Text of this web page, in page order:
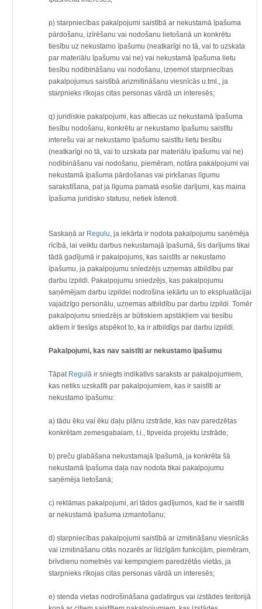
p) starpniecības pakalpojumi saistībā ar nekustamā īpašuma
pārdošanu, izīrēšanu vai nodošanu lietošanā un konkrētu
tiesību uz nekustamo īpašumu (neatkarīgi no tā, vai to uzskata
par materiālu īpašumu vai ne) vai nekustamā īpašuma lietu
tiesību nodibināšanu vai nodošanu, izņemot starpniecības
pakalpojumus saistībā arizmitināšanu viesnīcās u.tml., ja
starpnieks rīkojas citas personas vārdā un interesēs;
q) juridiskie pakalpojumi, kas attiecas uz nekustamā īpašuma
tiesību nodošanu, konkrētu ar nekustamo īpašumu saistītu
interešu vai ar nekustamo īpašumu saistītu lietu tiesību
(neatkarīgi no tā, vai to uzskata par materiālu īpašumu vai ne)
nodibināšanu vai nodošanu, piemēram, notāra pakalpojumi vai
nekustamā īpašuma pārdošanas vai pirkšanas līgumu
sarakstīšana, pat ja līguma pamatā esošie darījumi, kas maina
īpašuma juridisko statusu, netiek īstenoti.
Saskaņā ar Regulu , ja iekārta ir nodota pakalpojumu saņēmēja
rīcībā, lai veiktu darbus nekustamajā īpašumā, šis darījums tikai
tādā gadījumā ir pakalpojums, kas saistīts ar nekustamo
īpašumu, ja pakalpojumu sniedzējs uzņemas atbildību par
darbu izpildi. Pakalpojumu sniedzējs, kas pakalpojumu
saņēmējam darbu izpildei nodrošina iekārtu un to ekspluatācijai
vajadzīgo personālu, uzņemas atbildību par darbu izpildi. Tomēr
pakalpojumu sniedzējs ar būtiskiem apstākļiem vai tiesību
aktiem ir tiesīgs atspēkot to, ka ir atbildīgs par darbu izpildi.
Pakalpojumi, kas nav saistīti ar nekustamo īpašumu
Tāpat Regulā ir sniegts indikatīvs saraksts ar pakalpojumiem,
kas netiks uzskatīti par pakalpojumiem, kas ir saistīti ar
nekustamo īpašumu:
a) tādu ēku vai ēku daļu plānu izstrāde, kas nav paredzētas
konkrētam zemesgabalam, t.i., tipveida projektu izstrāde;
b) preču glabāšana nekustamajā īpašumā, ja konkrēta šā
nekustamā īpašuma daļa nav nodota tikai pakalpojumu
saņēmēja lietošanā;
c) reklāmas pakalpojumi, arī tādos gadījumos, kad tie ir saistīti
ar nekustamā īpašuma izmantošanu;
d) starpniecības pakalpojumi saistībā ar izmitināšanu viesnīcās
vai izmitināšanu citās nozarēs ar līdzīgām funkcijām, piemēram,
brīvdienu nometnēs vai kempingiem paredzētās vietās, ja
starpnieks rīkojas citas personas vārdā un interesēs;
e) stenda vietas nodrošināšana gadatirgus vai izstādes teritorijā